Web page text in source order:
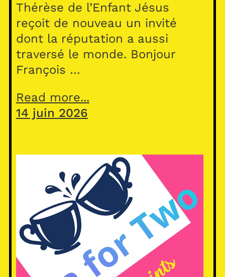
Thérèse de l’Enfant Jésus
reçoit de nouveau un invité
dont la réputation a aussi
traversé le monde. Bonjour
François …
Read more...
14 juin 2026